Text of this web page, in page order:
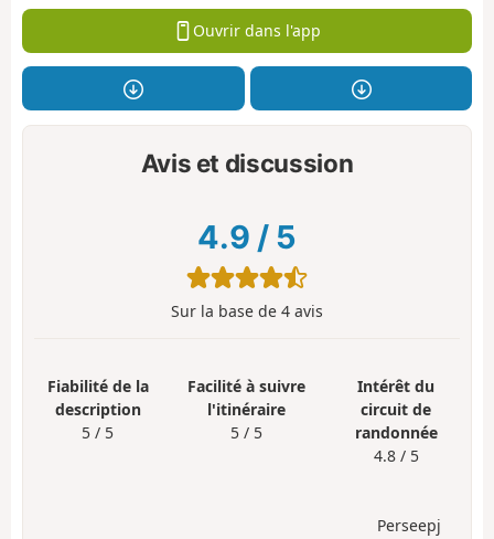
Ouvrir dans l'app
Avis et discussion
4.9 / 5
Sur la base de 4 avis
Fiabilité de la
description
5 / 5
Facilité à suivre
l'itinéraire
5 / 5
Intérêt du
circuit de
randonnée
4.8 / 5
Perseepj